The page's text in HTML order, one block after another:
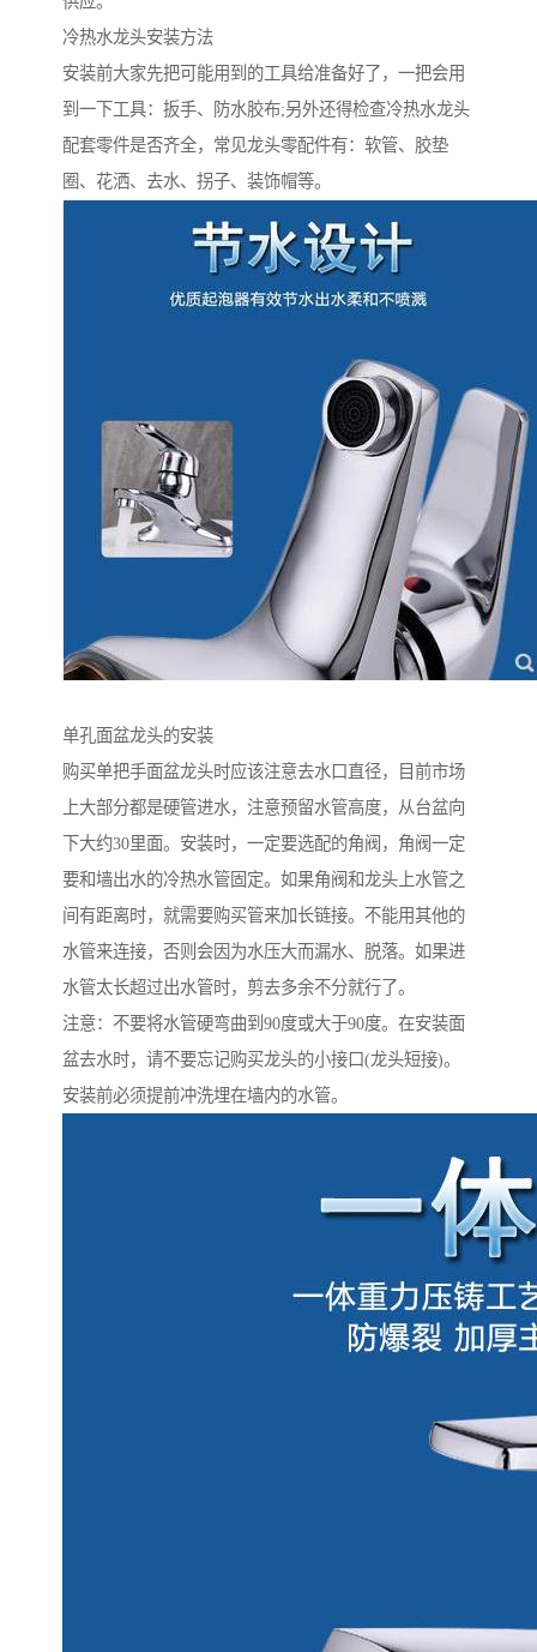
冷热水龙头安装方法
安装前大家先把可能用到的工具给准备好了，一把会用
到一下工具：扳手、防水胶布;另外还得检查冷热水龙头
配套零件是否齐全，常见龙头零配件有：软管、胶垫
圈、花洒、去水、拐子、装饰帽等。
单孔面盆龙头的安装
购买单把手面盆龙头时应该注意去水口直径，目前市场
上大部分都是硬管进水，注意预留水管高度，从台盆向
下大约30里面。安装时，一定要选配的角阀，角阀一定
要和墙出水的冷热水管固定。如果角阀和龙头上水管之
间有距离时，就需要购买管来加长链接。不能用其他的
水管来连接，否则会因为水压大而漏水、脱落。如果进
水管太长超过出水管时，剪去多余不分就行了。
注意：不要将水管硬弯曲到90度或大于90度。在安装面
盆去水时，请不要忘记购买龙头的小接口(龙头短接)。
安装前必须提前冲洗埋在墙内的水管。